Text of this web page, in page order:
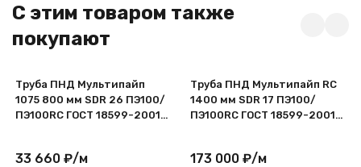
C этим товаром также
покупают
Труба ПНД Мультипайп
1075 800 мм SDR 26 ПЭ100/
ПЭ100RC ГОСТ 18599-2001
33 660 ₽/м
Труба ПНД Мультипайп RC
1400 мм SDR 17 ПЭ100/
ПЭ100RC ГОСТ 18599-2001
173 000 ₽/м